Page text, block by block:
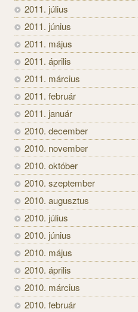
2011. július
2011. június
2011. május
2011. április
2011. március
2011. február
2011. január
2010. december
2010. november
2010. október
2010. szeptember
2010. augusztus
2010. július
2010. június
2010. május
2010. április
2010. március
2010. február